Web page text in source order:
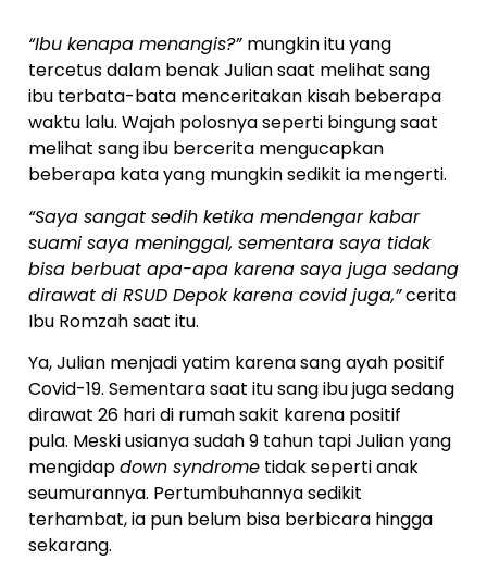
“Ibu kenapa menangis?” mungkin itu yang
tercetus dalam benak Julian saat melihat sang
ibu terbata-bata menceritakan kisah beberapa
waktu lalu. Wajah polosnya seperti bingung saat
melihat sang ibu bercerita mengucapkan
beberapa kata yang mungkin sedikit ia mengerti.
“Saya sangat sedih ketika mendengar kabar
suami saya meninggal, sementara saya tidak
bisa berbuat apa-apa karena saya juga sedang
dirawat di RSUD Depok karena covid juga,”cerita
Ibu Romzah saat itu.
Ya, Julian menjadi yatim karena sang ayah positif
Covid-19. Sementara saat itu sang ibu juga sedang
dirawat 26 hari di rumah sakit karena positif
pula. Meski usianya sudah 9 tahun tapi Julian yang
mengidapdown syndrome tidak seperti anak
seumurannya. Pertumbuhannya sedikit
terhambat, ia pun belum bisa berbicara hingga
sekarang.